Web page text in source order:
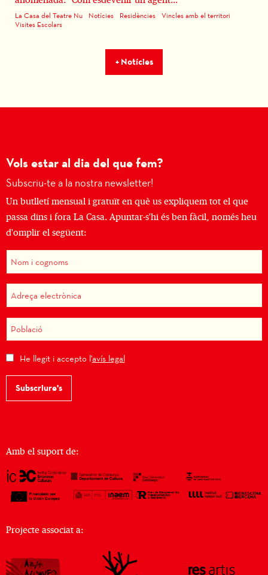
La Casa del Teatre Nu Notícies Residències
Vincles amb el territori
Visites Escolars
+ Notícies
Vols estar al dia del que fem?
Subscriu-te a la nostra newsletter!
Un butlletí mensual i gratuït en què us expliquem tot el que
passa dins i fora La Casa. Apuntar-s'hi és ben fàcil, només heu
d'omplir el següent:
He llegit i accepto l'avís legal
Subscriure's
Amb el suport de:
Projecte associat a: